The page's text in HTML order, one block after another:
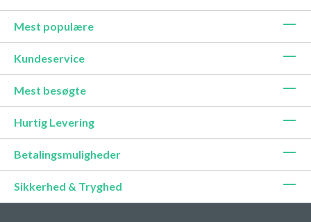
Mest populære
Kundeservice
Mest besøgte
Hurtig Levering
Betalingsmuligheder
Sikkerhed & Tryghed